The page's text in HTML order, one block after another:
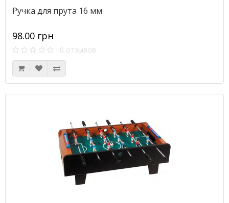
Ручка для прута 16 мм
98.00 грн
0 отзывов